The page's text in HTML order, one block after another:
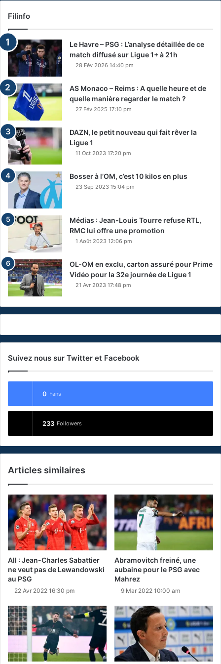
Filinfo
Le Havre – PSG : L’analyse détaillée de ce
match diffusé sur Ligue 1+ à 21h
28 Fév 2026 14:40 pm
AS Monaco – Reims : A quelle heure et de
quelle manière regarder le match ?
27 Fév 2025 17:10 pm
DAZN, le petit nouveau qui fait rêver la
Ligue 1
11 Oct 2023 17:20 pm
Bosser à l’OM, c’est 10 kilos en plus
23 Sep 2023 15:04 pm
Médias : Jean-Louis Tourre refuse RTL,
RMC lui offre une promotion
1 Août 2023 12:06 pm
OL-OM en exclu, carton assuré pour Prime
Vidéo pour la 32e journée de Ligue 1
21 Avr 2023 17:48 pm
Suivez nous sur Twitter et Facebook
0 Fans
233 Followers
Articles similaires
All : Jean-Charles Sabattier
ne veut pas de Lewandowski
au PSG
22 Avr 2022 16:30 pm
Abramovitch freiné, une
aubaine pour le PSG avec
Mahrez
9 Mar 2022 10:00 am